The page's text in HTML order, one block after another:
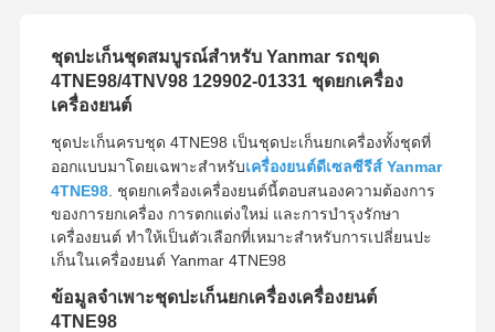
ชุดปะเก็นชุดสมบูรณ์สำหรับ Yanmar รถขุด
4TNE98/4TNV98 129902-01331 ชุดยกเครื่อง
เครื่องยนต์
ชุดปะเก็นครบชุด 4TNE98 เป็นชุดปะเก็นยกเครื่องทั้งชุดที่
ออกแบบมาโดยเฉพาะสำหรับเครื่องยนต์ดีเซลซีรีส์ Yanmar
4TNE98. ชุดยกเครื่องเครื่องยนต์นี้ตอบสนองความต้องการ
ของการยกเครื่อง การตกแต่งใหม่ และการบำรุงรักษา
เครื่องยนต์ ทำให้เป็นตัวเลือกที่เหมาะสำหรับการเปลี่ยนปะ
เก็นในเครื่องยนต์ Yanmar 4TNE98
ข้อมูลจำเพาะชุดปะเก็นยกเครื่องเครื่องยนต์
4TNE98